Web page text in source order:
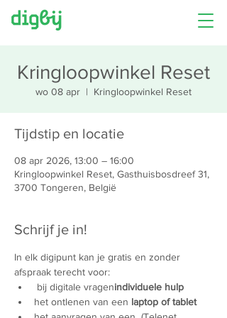
Kringloopwinkel Reset
wo 08 apr
  |
Kringloopwinkel Reset
Tijdstip en locatie
08 apr 2026, 13:00 – 16:00
Kringloopwinkel Reset, Gasthuisbosdreef 31,
3700 Tongeren, België
Schrijf je in!
In elk digipunt kan je gratis en zonder
afspraak terecht voor:
bij digitale vragenindividuele hulp
het ontlenen van een laptop of tablet